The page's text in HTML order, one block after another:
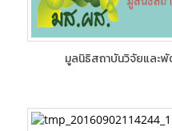
มูลนิธิสถาบันวิจัยและ